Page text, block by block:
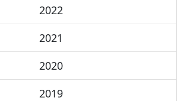
2022
2021
2020
2019